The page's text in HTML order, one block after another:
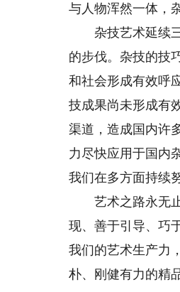
与人物浑然一体，
杂技艺术延续三
的步伐。杂技的技
和社会形成有效呼
技成果尚未形成有
渠道，造成国内许
力尽快应用于国内
我们在多方面持续
艺术之路永无止
现、善于引导、巧
我们的艺术生产力
朴、刚健有力的精